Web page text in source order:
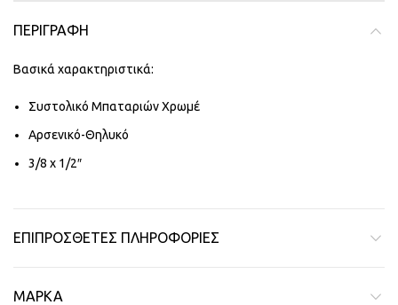
ΠΕΡΙΓΡΑΦΉ
Βασικά χαρακτηριστικά:
Συστολικό Μπαταριών Χρωμέ
Αρσενικό-Θηλυκό
3/8 x 1/2″
ΕΠΙΠΡΌΣΘΕΤΕΣ ΠΛΗΡΟΦΟΡΊΕΣ
ΜΆΡΚΑ